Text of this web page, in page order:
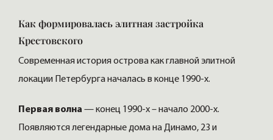
Как формировалась элитная застройка
Крестовского
Современная история острова как главной элитной
локации Петербурга началась в конце 1990-х.
Первая волна — конец 1990-х – начало 2000-х.
Появляются легендарные дома на Динамо, 23 и